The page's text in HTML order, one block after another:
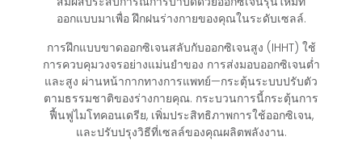
ออกแบบมาเพื่อฝึกฝนร่างกายของคุณในระดับเซลล์.
การฝึกแบบขาดออกซิเจนสลับกับออกซิเจนสูง (IHHT) ใช้
การควบคุมวงจรอย่างแม่นยำของ การส่งมอบออกซิเจนต่ำ
และสูง ผ่านหน้ากากทางการแพทย์—กระตุ้นระบบปรับตัว
ตามธรรมชาติของร่างกายคุณ. กระบวนการนี้กระตุ้นการ
ฟื้นฟูไมโทคอนเดรีย, เพิ่มประสิทธิภาพการใช้ออกซิเจน,
และปรับปรุงวิธีที่เซลล์ของคุณผลิตพลังงาน.